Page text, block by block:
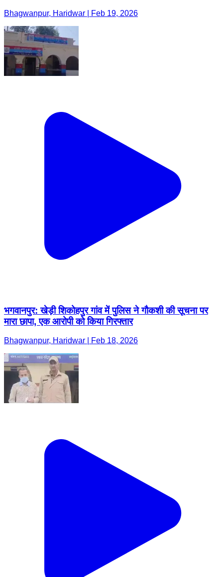
Bhagwanpur, Haridwar | Feb 19, 2026
भगवानपुर: खेड़ी शिकोहपुर गांव में पुलिस ने गौकशी की सूचना पर
मारा छापा, एक आरोपी को किया गिरफ्तार
Bhagwanpur, Haridwar | Feb 18, 2026